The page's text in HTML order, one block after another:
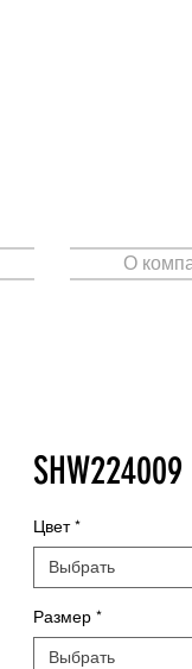
О
SHW224009
Цвет *
Выбрать
Размер *
Выбрать